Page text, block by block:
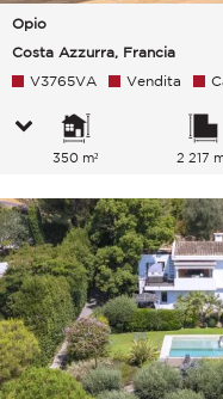
Opio
Costa Azzurra, Francia
V3765VA Vendita
350 m² 2 217